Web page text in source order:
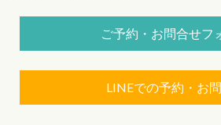
ご予約・お問合せフ
LINEでの予約・お